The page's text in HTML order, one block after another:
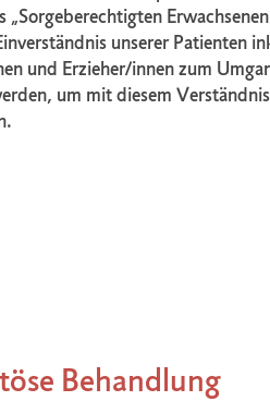
„Sorgeberechtigten
unserer Patienten
und Erzieher/innen zum
um mit diesem
Behandlung